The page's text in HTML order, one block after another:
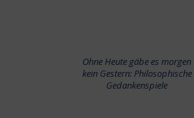
Ohne Heute gäbe es morgen
kein Gestern: Philosophische
Gedankenspiele